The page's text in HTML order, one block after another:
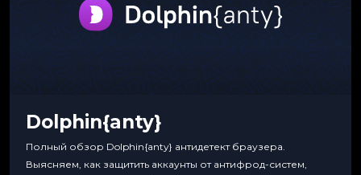
Dolphin{anty}
Полный обзор Dolphin{anty} антидетект браузера.
Выясняем, как защитить аккаунты от антифрод-систем,